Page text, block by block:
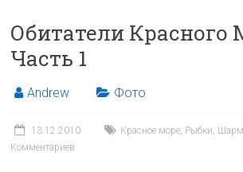
Обитатели Красного
Часть 1
Andrew Фото
13.12.2010 Красное море, Рыбки,
Комментариев